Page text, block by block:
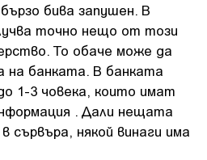
бива запушен. В
точно нещо от този
То обаче може да
на банката. В банката
1-3 човека, които имат
. Дали нещата
сървъра, някой винаги има